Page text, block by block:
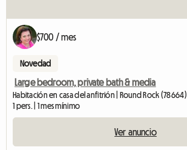
$700 / mes
Novedad
Large bedroom, private bath & media
Habitación en casa del anfitrión | Round Rock (78664)
1 pers. | 1 mes mínimo
Ver anuncio